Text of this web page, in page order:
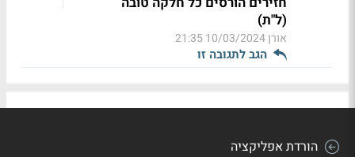
(ל"ת)
אורן10/03/2024 21:35
הגב לתגובה זו
הורדת אפליקציה